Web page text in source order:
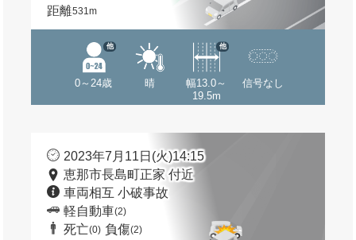
距離531m
0～24歳
他
晴
幅13.0～
19.5m
他
信号なし
2023年7月11日(火)14:15
恵那市長島町正家 付近
車両相互 小破事故
軽自動車(2)
死亡(0) 負傷(2)